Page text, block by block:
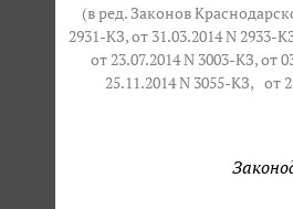
(в ред. Законов
2931-КЗ, от 31.03.2014 N 2933-
от 23.07.2014 N 3003-КЗ, от
25.11.2014 N 3055-КЗ, от